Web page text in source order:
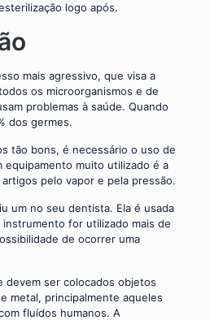
logo após.
mais agressivo, que visa a
os microorganismos e de
problemas à saúde. Quando
dos germes.
tão bons, é necessário o uso de
equipamento muito utilizado é a
pelo vapor e pela pressão.
um no seu dentista. Ela é usada
for utilizado mais de
de ocorrer uma
devem ser colocados objetos
metal, principalmente aqueles
fluídos humanos. A